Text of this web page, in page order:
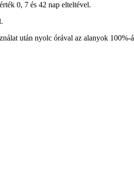
0, 7 és 42 nap elteltével.
után nyolc órával az alanyok